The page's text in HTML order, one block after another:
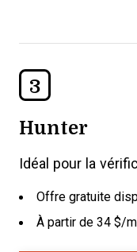
3
Hunter
Idéal pour la
Offre gratuite
À partir de 34 $/